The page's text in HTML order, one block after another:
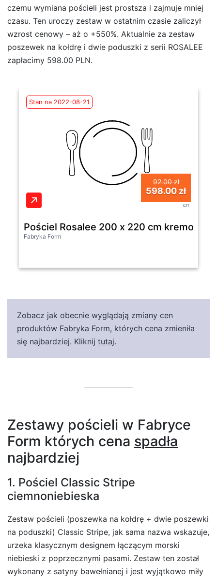
czemu wymiana pościeli jest prostsza i zajmuje mniej
czasu. Ten uroczy zestaw w ostatnim czasie zaliczył
wzrost cenowy – aż o +550%. Aktualnie za zestaw
poszewek na kołdrę i dwie poduszki z serii ROSALEE
zapłacimy 598.00 PLN.
Stan na 2022-08-21
92.00 zł
598.00 zł
szt
Pościel Rosalee 200 x 220 cm kremowa
Fabryka Form
Zobacz jak obecnie wyglądają zmiany cen
produktów Fabryka Form, których cena zmieniła
się najbardziej. Kliknij tutaj.
Zestawy pościeli w Fabryce
Form których cena spadła
najbardziej
1. Pościel Classic Stripe
ciemnoniebieska
Zestaw pościeli (poszewka na kołdrę + dwie poszewki
na poduszki) Classic Stripe, jak sama nazwa wskazuje,
urzeka klasycznym designem łączącym morski
niebieski z poprzecznymi pasami. Zestaw ten został
wykonany z satyny bawełnianej i jest wyjątkowo miły